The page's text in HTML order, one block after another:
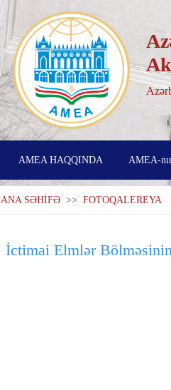
AMEA HAQQINDA AMEA-
ANA SƏHİFƏ >> FOTOQALEREYA
İctimai Elmlər